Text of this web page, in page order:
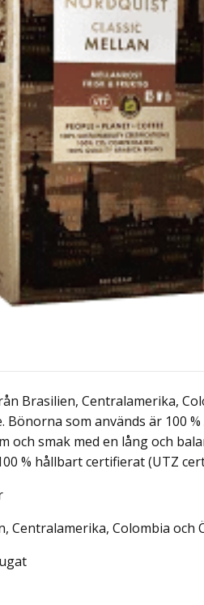
Brasilien, Centralamerika,
Bönorna som används är 100
och smak med en lång och
% hållbart certifierat (UTZ
Centralamerika, Colombia och